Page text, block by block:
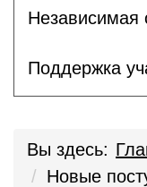
Независимая
Поддержка
Вы здесь:
Новые